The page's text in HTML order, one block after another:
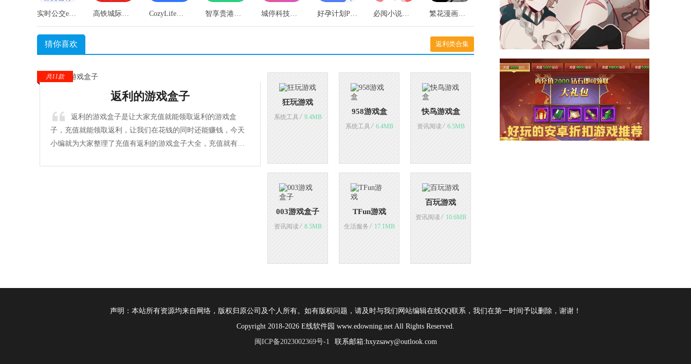
实时公交e出行官方正版 高铁城际速查手机最新版 CozyLife手机版 智享贵港手机最新版 城停科技客户端官方最新版 好孕计划Pro手机最新版 必阅小说老原版 繁花漫画无广告手机免费版
猜你喜欢 返利类合集
共11款
返利的游戏盒子
返利的游戏盒子是让大家充值就能领取返利的游戏盒
子，充值就能领取返利，让我们在花钱的同时还能赚钱，今天
小编就为大家整理了充值有返利的游戏盒子大全，充值就有返
狂玩游戏
系统工具/ 9.4MB
958游戏盒
系统工具/ 6.4MB
快鸟游戏盒
资讯阅读/ 6.5MB
003游戏盒子
资讯阅读/ 8.5MB
TFun游戏
生活服务/ 17.1MB
百玩游戏
资讯阅读/ 10.6MB
声明：本站所有资源均来自网络，版权归原公司及个人所有。如有版权问题，请及时与我们网站编辑在线QQ联系，我们在第一时间予以删除，谢谢！
Copyright 2018-2026 E线软件园 www.edowning.net All Rights Reserved.
闽ICP备2023002369号-1
联系邮箱:hxyzsawy@outlook.com